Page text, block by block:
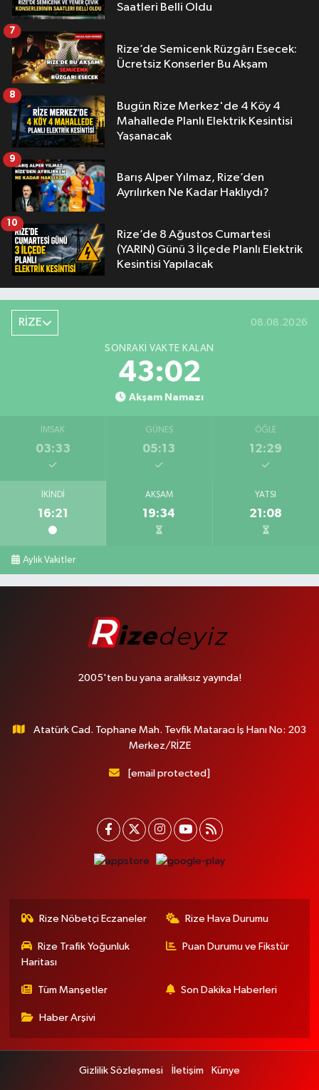
Saatleri Belli Oldu
Rize’de Semicenk Rüzgârı Esecek:
Ücretsiz Konserler Bu Akşam
7
Bugün Rize Merkez'de 4 Köy 4
Mahallede Planlı Elektrik Kesintisi
Yaşanacak
8
Barış Alper Yılmaz, Rize’den
Ayrılırken Ne Kadar Haklıydı?
9
Rize’de 8 Ağustos Cumartesi
(YARIN) Günü 3 İlçede Planlı Elektrik
Kesintisi Yapılacak
10
RİZE 08.08.2026
SONRAKI VAKTE KALAN
43:01
Akşam Namazı
İMSAK
03:33
GÜNEŞ
05:13
ÖĞLE
12:29
İKINDI
16:21
AKŞAM
19:34
YATSI
21:08
Aylık Vakitler
2005'ten bu yana aralıksız yayında!
Atatürk Cad. Tophane Mah. Tevfik Mataracı İş Hanı No: 203
Merkez/RİZE
[email protected]
Rize Nöbetçi Eczaneler Rize Hava Durumu
Rize Trafik Yoğunluk
Haritası
Puan Durumu ve Fikstür
Tüm Manşetler Son Dakika Haberleri
Haber Arşivi
Gizlilik Sözleşmesi İletişim Künye